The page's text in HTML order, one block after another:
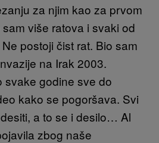
za njim kao za prvom
više ratova i svaki od
postoji čist rat. Bio sam
na Irak 2003.
svake godine sve do
kako se pogoršava. Svi
a to se i desilo… Al
zbog naše